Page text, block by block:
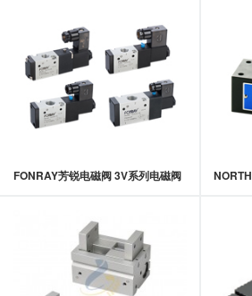
FONRAY芳锐电磁阀 3V系列电磁阀